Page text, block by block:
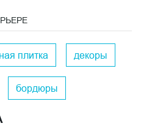
плитка декоры
бордюры